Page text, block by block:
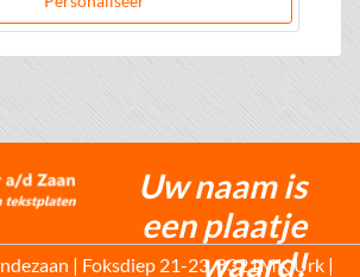
Uw naam is
een plaatje
waard!
| Foksdiep 21-23, 8321MK Urk |